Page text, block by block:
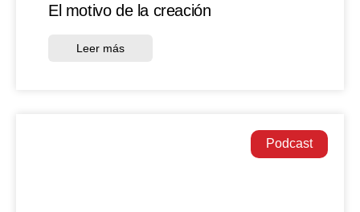
El motivo de la creación
Leer más
Podcast